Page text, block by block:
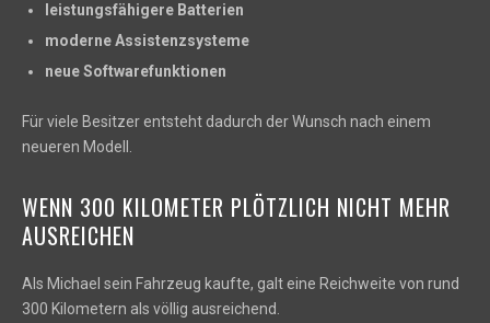
leistungsfähigere Batterien
moderne Assistenzsysteme
neue Softwarefunktionen
Für viele Besitzer entsteht dadurch der Wunsch nach einem
neueren Modell.
WENN 300 KILOMETER PLÖTZLICH NICHT MEHR
AUSREICHEN
Als Michael sein Fahrzeug kaufte, galt eine Reichweite von rund
300 Kilometern als völlig ausreichend.